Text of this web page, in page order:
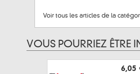
Voir tous les articles de la
VOUS POURRIEZ ÊTRE
6,05